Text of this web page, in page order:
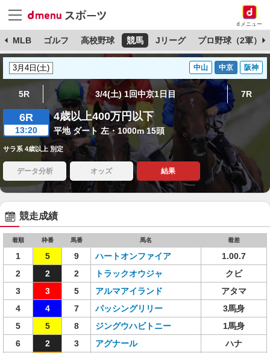
dメニュー
MLB ゴルフ 高校野球 競馬 Jリーグ プロ野球（2軍）
中山 中京 阪神
5R 3/4(土) 1回中京1日目 7R
6R
13:20
4歳以上400万円以下
平地 ダート 左・1000m 15頭
サラ系 4歳以上 別定
データ分析 オッズ 結果
競走成績
着順 枠番 馬番 馬名 着差
1 5 9 ハートオンファイア
1.00.7
2
2 2 トラックオウジャ
クビ
3
3 5 アルマアイランド
アタマ
4
4 7 パッシングリリー
3馬身
5
5 8 ジングウハビトニー
1馬身
6
2 3 アグナール
ハナ